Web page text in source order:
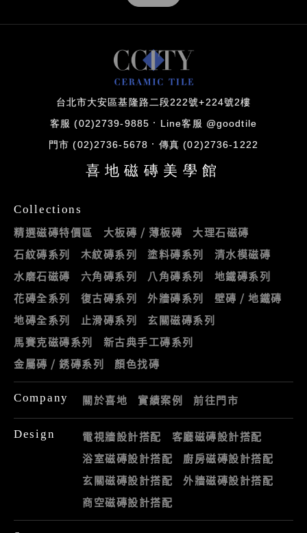
台北市大安區基隆路二段222號+224號2樓
客服 (02)2739-9885 Line客服 @goodtile
門市 (02)2736-5678 傳真 (02)2736-1222
喜地磁磚美學館
Collections
精選磁磚特價區 大板磚 / 薄板磚
大理石磁磚
石紋磚系列
木紋磚系列 塗料磚系列
清水模磁磚
水磨石磁磚
六角磚系列 八角磚系列
地鐵磚系列
花磚全系列
復古磚系列 外牆磚系列
壁磚 / 地鐵磚
地磚全系列
止滑磚系列
玄關磁磚系列
馬賽克磁磚系列
新古典手工磚系列
金屬磚 / 銹磚系列
顏色找磚
Company 關於喜地 實績案例 前往門市
Design 電視牆設計搭配
客廳磁磚設計搭配
浴室磁磚設計搭配
廚房磁磚設計搭配
玄關磁磚設計搭配
外牆磁磚設計搭配
商空磁磚設計搭配